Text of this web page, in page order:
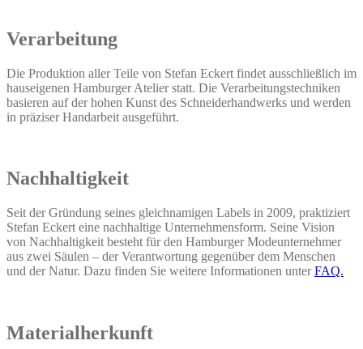
Verarbeitung
Die Produktion aller Teile von Stefan Eckert findet ausschließlich im
hauseigenen Hamburger Atelier statt. Die Verarbeitungstechniken
basieren auf der hohen Kunst des Schneiderhandwerks und werden
in präziser Handarbeit ausgeführt.
Nachhaltigkeit
Seit der Gründung seines gleichnamigen Labels in 2009, praktiziert
Stefan Eckert eine nachhaltige Unternehmensform. Seine Vision
von Nachhaltigkeit besteht für den Hamburger Modeunternehmer
aus zwei Säulen – der Verantwortung gegenüber dem Menschen
und der Natur. Dazu finden Sie weitere Informationen unterFAQ.
Materialherkunft